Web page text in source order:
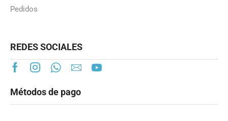
Pedidos
REDES SOCIALES
Métodos de pago